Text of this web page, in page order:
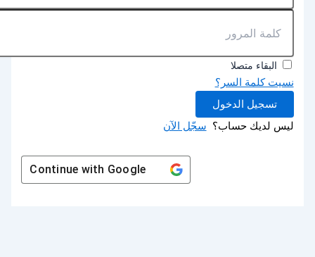
البقاء متصلا
نسيت كلمة السر؟
تسجيل الدخول
ليس لديك حساب؟ سجّل الآن
Continue withGoogle